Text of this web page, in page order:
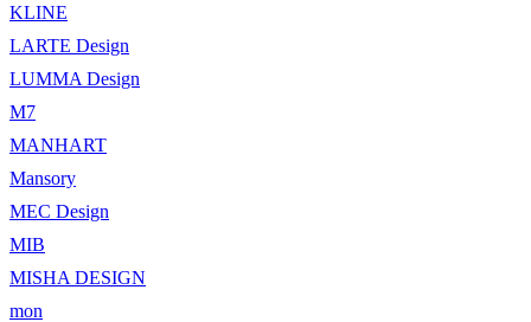
KLINE
LARTE Design
LUMMA Design
M7
MANHART
Mansory
MEC Design
MIB
MISHA DESIGN
mon